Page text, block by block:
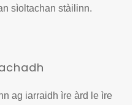
sìoltachan stàilinn.
ag iarraidh ìre àrd le ìre